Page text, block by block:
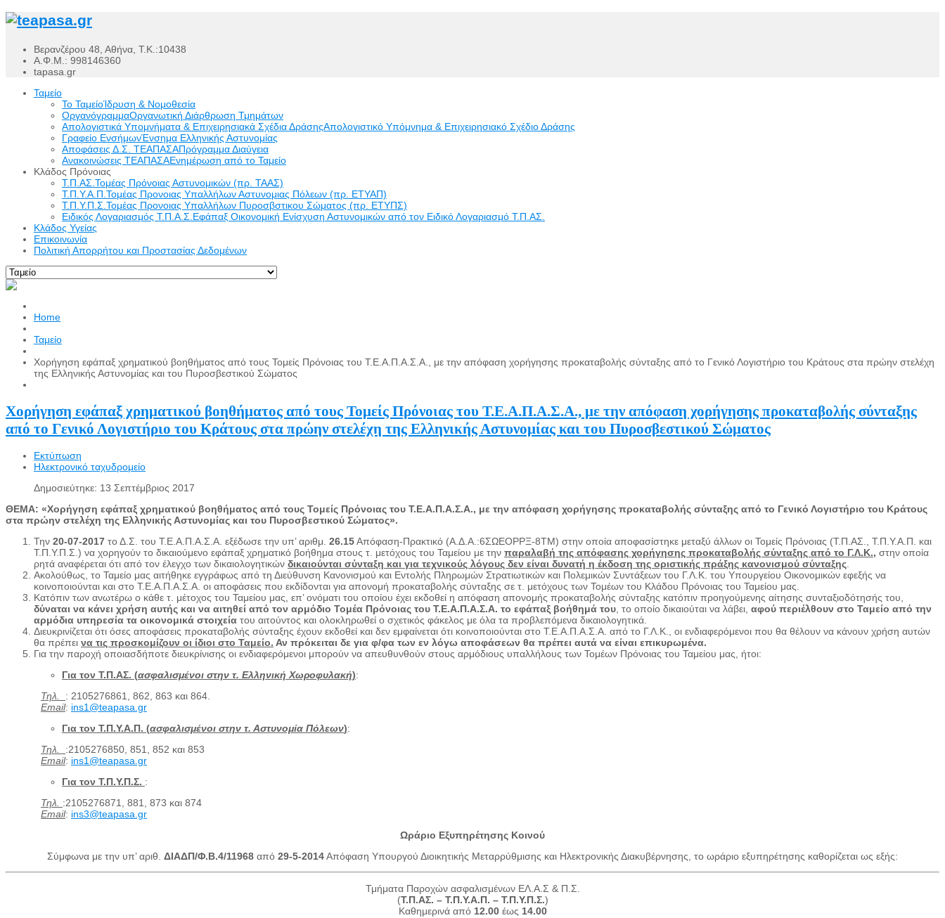
Βερανζέρου 48, Αθήνα, Τ.Κ.:10438
Α.Φ.Μ.: 998146360
tapasa.gr
Ταμείο
Το ΤαμείοΊδρυση & Νομοθεσία
ΟργανόγραμμαΟργανωτική Διάρθρωση Τμημάτων
Απολογιστικά Υπομνήματα & Επιχειρησιακά Σχέδια ΔράσηςΑπολογιστικό Υπόμνημα & Επιχειρησιακό Σχέδιο Δράσης
Γραφείο ΕνσήμωνΈνσημα Ελληνικής Αστυνομίας
Αποφάσεις Δ.Σ. ΤΕΑΠΑΣΑΠρόγραμμα Διαύγεια
Ανακοινώσεις ΤΕΑΠΑΣΑΕνημέρωση από το Ταμείο
Κλάδος Πρόνοιας
Τ.Π.ΑΣ.Τομέας Πρόνοιας Αστυνομικών (πρ. ΤΑΑΣ)
Τ.Π.Υ.Α.Π.Τομέας Προνοιας Υπαλλήλων Αστυνομιας Πόλεων (πρ. ΕΤΥΑΠ)
Τ.Π.Υ.Π.Σ.Τομέας Προνοιας Υπαλλήλων Πυροσβστικου Σώματος (πρ. ΕΤΥΠΣ)
Ειδικός Λογαριασμός Τ.Π.Α.Σ.Εφάπαξ Οικονομική Ενίσχυση Αστυνομικών από τον Ειδικό Λογαριασμό Τ.Π.ΑΣ.
Κλάδος Υγείας
Επικοινωνία
Πολιτική Απορρήτου και Προστασίας Δεδομένων
Home
Ταμείο
Χορήγηση εφάπαξ χρηματικού βοηθήματος από τους Τομείς Πρόνοιας του Τ.Ε.Α.Π.Α.Σ.Α., με την απόφαση χορήγησης προκαταβολής σύνταξης από το Γενικό Λογιστήριο του Κράτους στα πρώην στελέχη
της Ελληνικής Αστυνομίας και του Πυροσβεστικού Σώματος
Χορήγηση εφάπαξ χρηματικού βοηθήματος από τους Τομείς Πρόνοιας του Τ.Ε.Α.Π.Α.Σ.Α., με την απόφαση χορήγησης προκαταβολής σύνταξης
από το Γενικό Λογιστήριο του Κράτους στα πρώην στελέχη της Ελληνικής Αστυνομίας και του Πυροσβεστικού Σώματος
Εκτύπωση
Ηλεκτρονικό ταχυδρομείο
Δημοσιεύτηκε: 13 Σεπτέμβριος 2017
ΘΕΜΑ: «Χορήγηση εφάπαξ χρηματικού βοηθήματος από τους Τομείς Πρόνοιας του Τ.Ε.Α.Π.Α.Σ.Α., με την απόφαση χορήγησης προκαταβολής σύνταξης από το Γενικό Λογιστήριο του Κράτους
στα πρώην στελέχη της Ελληνικής Αστυνομίας και του Πυροσβεστικού Σώματος».
Την 20-07-2017 το Δ.Σ. του Τ.Ε.Α.Π.Α.Σ.Α. εξέδωσε την υπ’ αριθμ. 26.15Απόφαση-Πρακτικό (Α.Δ.Α.:6ΣΩΕΟΡΡΞ-8ΤΜ) στην οποία αποφασίστηκε μεταξύ άλλων οι Τομείς Πρόνοιας (Τ.Π.ΑΣ., Τ.Π.Υ.Α.Π. και
Τ.Π.Υ.Π.Σ.) να χορηγούν το δικαιούμενο εφάπαξ χρηματικό βοήθημα στους τ. μετόχους του Ταμείου με την παραλαβή της απόφασης χορήγησης προκαταβολής σύνταξης από το Γ.Λ.Κ., στην οποία
ρητά αναφέρεται ότι από τον έλεγχο των δικαιολογητικών δικαιούνται σύνταξη και για τεχνικούς λόγους δεν είναι δυνατή η έκδοση της οριστικής πράξης κανονισμού σύνταξης.
Ακολούθως, το Ταμείο μας αιτήθηκε εγγράφως από τη Διεύθυνση Κανονισμού και Εντολής Πληρωμών Στρατιωτικών και Πολεμικών Συντάξεων του Γ.Λ.Κ. του Υπουργείου Οικονομικών εφεξής να
κοινοποιούνται και στο Τ.Ε.Α.Π.Α.Σ.Α. οι αποφάσεις που εκδίδονται για απονομή προκαταβολής σύνταξης σε τ. μετόχους των Τομέων του Κλάδου Πρόνοιας του Ταμείου μας.
Κατόπιν των ανωτέρω ο κάθε τ. μέτοχος του Ταμείου μας, επ’ ονόματι του οποίου έχει εκδοθεί η απόφαση απονομής προκαταβολής σύνταξης κατόπιν προηγούμενης αίτησης συνταξιοδότησής του,
δύναται να κάνει χρήση αυτής και να αιτηθεί από τον αρμόδιο Τομέα Πρόνοιας του Τ.Ε.Α.Π.Α.Σ.Α. το εφάπαξ βοήθημά του, το οποίο δικαιούται να λάβει, αφού περιέλθουν στο Ταμείο από την
αρμόδια υπηρεσία τα οικονομικά στοιχεία του αιτούντος και ολοκληρωθεί ο σχετικός φάκελος με όλα τα προβλεπόμενα δικαιολογητικά.
Διευκρινίζεται ότι όσες αποφάσεις προκαταβολής σύνταξης έχουν εκδοθεί και δεν εμφαίνεται ότι κοινοποιούνται στο Τ.Ε.Α.Π.Α.Σ.Α. από το Γ.Λ.Κ., οι ενδιαφερόμενοι που θα θέλουν να κάνουν χρήση αυτών
θα πρέπει να τις προσκομίζουν οι ίδιοι στο Ταμείο. Αν πρόκειται δε για φ/φα των εν λόγω αποφάσεων θα πρέπει αυτά να είναι επικυρωμένα.
Για την παροχή οποιασδήποτε διευκρίνισης οι ενδιαφερόμενοι μπορούν να απευθυνθούν στους αρμόδιους υπαλλήλους των Τομέων Πρόνοιας του Ταμείου μας, ήτοι:
Για τον Τ.Π.ΑΣ. (ασφαλισμένοι στην τ. Ελληνική Χωροφυλακή):
Τηλ.
: 2105276861, 862, 863 και 864.
Email: ins1@teapasa.gr
Για τον Τ.Π.Υ.Α.Π. (ασφαλισμένοι στην τ. Αστυνομία Πόλεων):
Τηλ. :2105276850, 851, 852 και 853
Email: ins1@teapasa.gr
Για τον Τ.Π.Υ.Π.Σ. :
Τηλ. :2105276871, 881, 873 και 874
Email: ins3@teapasa.gr
Ωράριο Εξυπηρέτησης Κοινού
Σύμφωνα με την υπ’ αριθ. ΔΙΑΔΠ/Φ.Β.4/11968 από 29-5-2014Απόφαση Υπουργού Διοικητικής Μεταρρύθμισης και Ηλεκτρονικής Διακυβέρνησης, το ωράριο εξυπηρέτησης καθορίζεται ως εξής:
Τμήματα Παροχών ασφαλισμένων ΕΛ.Α.Σ & Π.Σ.
(Τ.Π.ΑΣ. – Τ.Π.Υ.Α.Π. – Τ.Π.Υ.Π.Σ.)
Καθημερινά από 12.00 έως 14.00